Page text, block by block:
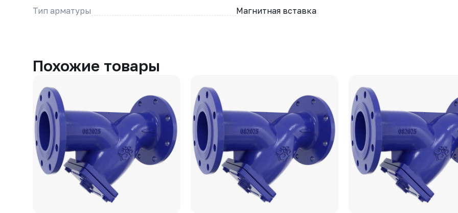
Тип арматуры
Магнитная вставка
Похожие товары